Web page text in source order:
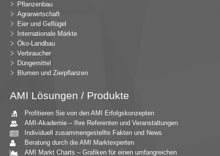
Pflanzenbau
Agrarwirtschaft
Eier und Geflügel
Internationale Märkte
Öko-Landbau
Verbraucher
Düngemittel
Blumen und Zierpflanzen
AMI Lösungen / Produkte
Profitieren Sie von den AMI Erfolgskonzepten
AMI-Akademie – Ihre Referenten und Veranstaltungen
Individuell zusammengestellte Fakten und News
Beratung durch die AMI Marktexperten
AMI Markt Charts – Grafiken für einen umfangreichen